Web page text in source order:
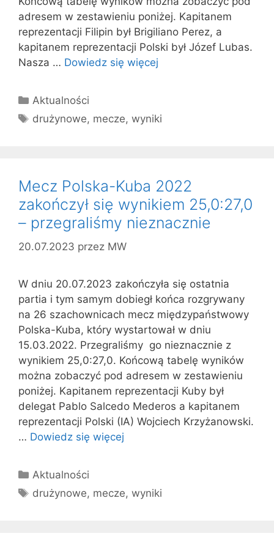
adresem w zestawieniu poniżej. Kapitanem
reprezentacji Filipin był Brigiliano Perez, a
kapitanem reprezentacji Polski był Józef Lubas.
Nasza … Dowiedz się więcej
Kategorie
Aktualności
Tagi
drużynowe, mecze,wyniki
Mecz Polska-Kuba 2022
zakończył się wynikiem 25,0:27,0
– przegraliśmy nieznacznie
20.07.2023 przez MW
W dniu 20.07.2023 zakończyła się ostatnia
partia i tym samym dobiegł końca rozgrywany
na 26 szachownicach mecz międzypaństwowy
Polska-Kuba, który wystartował w dniu
15.03.2022. Przegraliśmy go nieznacznie z
wynikiem 25,0:27,0. Końcową tabelę wyników
można zobaczyć pod adresem w zestawieniu
poniżej. Kapitanem reprezentacji Kuby był
delegat Pablo Salcedo Mederos a kapitanem
reprezentacji Polski (IA) Wojciech Krzyżanowski.
… Dowiedz się więcej
Kategorie
Aktualności
Tagi
drużynowe, mecze,wyniki